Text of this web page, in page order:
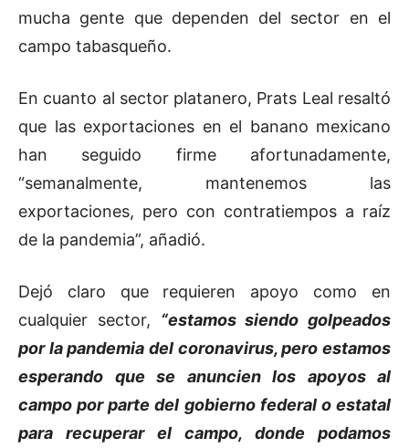
mucha gente que dependen del sector en el
campo tabasqueño.
En cuanto al sector platanero, Prats Leal resaltó
que las exportaciones en el banano mexicano
han seguido firme afortunadamente,
“semanalmente, mantenemos las
exportaciones, pero con contratiempos a raíz
de la pandemia”, añadió.
Dejó claro que requieren apoyo como en
cualquier sector, “estamos siendo golpeados
por la pandemia del coronavirus, pero estamos
esperando que se anuncien los apoyos al
campo por parte del gobierno federal o estatal
para recuperar el campo, donde podamos